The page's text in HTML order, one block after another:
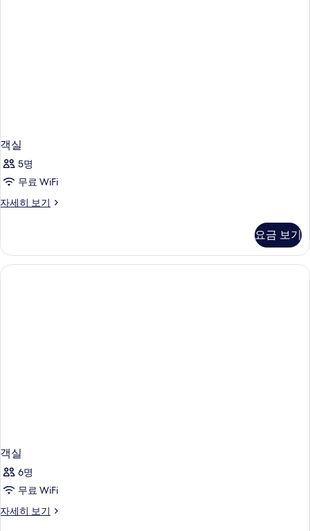
객실
5명
무료 WiFi
자세히 보기
객
히
보
기
요금 보기
객실
6명
무료 WiFi
자세히 보기
객